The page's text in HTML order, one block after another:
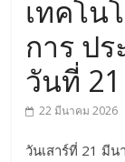
เทคโน
การ ป
วันที่
22 มีนาคม 2026
วันเสาร์ที่ 21 มีน